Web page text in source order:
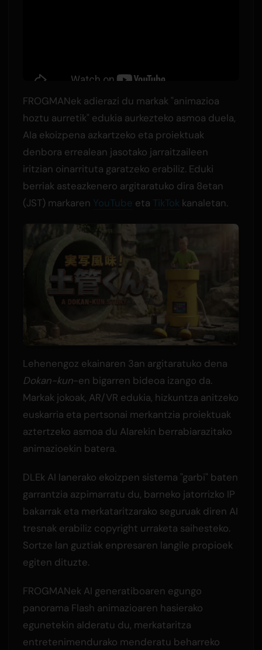
FROGMANek adierazi du markak "animazioa
hoztu aurretik" edukia aurkezteko asmoa duela,
AIa ekoizpena azkartzeko eta proiektuak
denbora errealean jasotako jarraitzaileen
iritzian oinarrituta garatzeko erabiliz. Eduki
berriak asteazkenero argitaratuko dira 8etan
(JST) markaren YouTube eta TikTok kanaletan.
Lehenengoz ekainaren 3an argitaratuko dena
Dokan-kun-en bigarren bideoa izango da.
Markak jokoak, AR/VR edukia, hizkuntza anitzeko
euskarria eta pertsonai merkantzia proiektuak
aztertzeko asmoa du AIarekin berrabiarazitako
animazioekin batera.
DLEk AI lanerako ekoizpen sistema "garbi" baten
garrantzia azpimarratu du, barneko jatorrizko IP
bakarrak eta merkataritzarako seguruak diren AI
tresnak erabiliz copyright urraketa saihesteko.
Sortze lan guztiak enpresaren langile propioek
egiten dituzte.
FROGMANek AI generatiboaren egungo
panorama Flash animazioaren hasierako
egunetekin alderatu du, merkataritza
entretenimendurako menderatu beharreko